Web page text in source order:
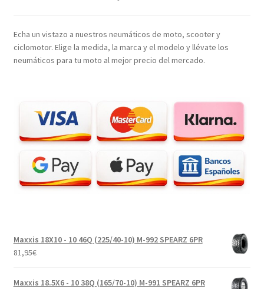
Echa un vistazo a nuestros neumáticos de moto, scooter y
ciclomotor. Elige la medida, la marca y el modelo y llévate los
neumáticos para tu moto al mejor precio del mercado.
Maxxis 18X10 - 10 46Q (225/40-10) M-992 SPEARZ 6PR
81,95€
Maxxis 18.5X6 - 10 38Q (165/70-10) M-991 SPEARZ 6PR